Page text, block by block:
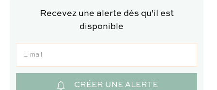
Recevez une alerte dès qu'il est
disponible
CRÉER UNE ALERTE